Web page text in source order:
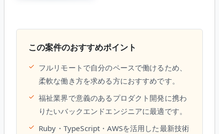
この案件のおすすめポイント
✓ フルリモートで自分のペースで働けるため、
柔軟な働き方を求める方におすすめです。
✓ 福祉業界で意義のあるプロダクト開発に携わ
りたいバックエンドエンジニアに最適です。
✓ Ruby・TypeScript・AWSを活用した最新技術